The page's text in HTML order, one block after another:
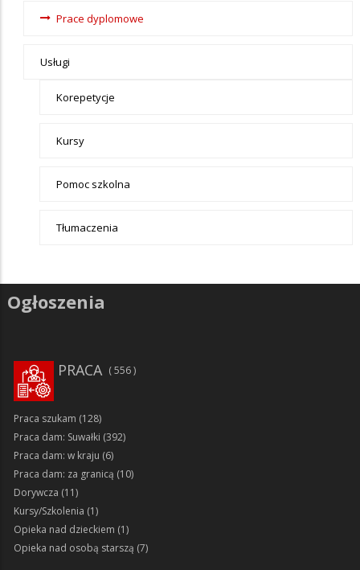
Prace dyplomowe
Usługi
Korepetycje
Kursy
Pomoc szkolna
Tłumaczenia
Ogłoszenia
PRACA 556
Praca szukam (128)
Praca dam: Suwałki (392)
Praca dam: w kraju (6)
Praca dam: za granicą (10)
Dorywcza (11)
Kursy/Szkolenia (1)
Opieka nad dzieckiem (1)
Opieka nad osobą starszą (7)